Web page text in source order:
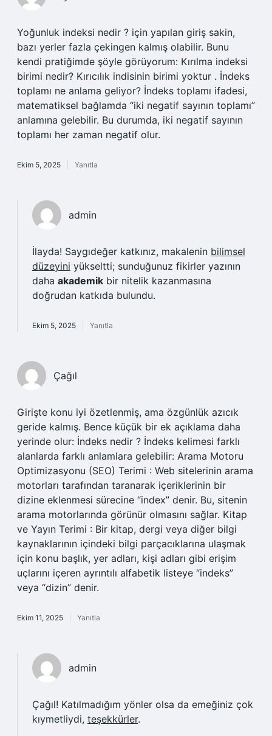
Yoğunluk indeksi nedir ? için yapılan giriş sakin,
bazı yerler fazla çekingen kalmış olabilir. Bunu
kendi pratiğimde şöyle görüyorum: Kırılma indeksi
birimi nedir? Kırıcılık indisinin birimi yoktur . İndeks
toplamı ne anlama geliyor? İndeks toplamı ifadesi,
matematiksel bağlamda “iki negatif sayının toplamı”
anlamına gelebilir. Bu durumda, iki negatif sayının
toplamı her zaman negatif olur.
Ekim 5, 2025 Yanıtla
admin
İlayda! Saygıdeğer katkınız, makalenin bilimsel
düzeyini yükseltti; sunduğunuz fikirler yazının
daha akademik bir nitelik kazanmasına
doğrudan katkıda bulundu.
Ekim 5, 2025 Yanıtla
Çağıl
Girişte konu iyi özetlenmiş, ama özgünlük azıcık
geride kalmış. Bence küçük bir ek açıklama daha
yerinde olur: İndeks nedir ? İndeks kelimesi farklı
alanlarda farklı anlamlara gelebilir: Arama Motoru
Optimizasyonu (SEO) Terimi : Web sitelerinin arama
motorları tarafından taranarak içeriklerinin bir
dizine eklenmesi sürecine “index” denir. Bu, sitenin
arama motorlarında görünür olmasını sağlar. Kitap
ve Yayın Terimi : Bir kitap, dergi veya diğer bilgi
kaynaklarının içindeki bilgi parçacıklarına ulaşmak
için konu başlık, yer adları, kişi adları gibi erişim
uçlarını içeren ayrıntılı alfabetik listeye “indeks”
veya “dizin” denir.
Ekim 11, 2025 Yanıtla
admin
Çağıl! Katılmadığım yönler olsa da emeğiniz çok
kıymetliydi, teşekkürler.